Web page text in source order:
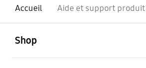
Accueil Aide et support produit
Shop